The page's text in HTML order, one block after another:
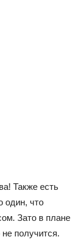
Также есть
один, что
Зато в плане
получится.